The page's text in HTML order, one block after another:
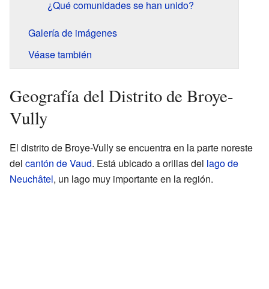
¿Qué comunidades se han unido?
Galería de imágenes
Véase también
Geografía del Distrito de Broye-
Vully
El distrito de Broye-Vully se encuentra en la parte noreste
del cantón de Vaud. Está ubicado a orillas del lago de
Neuchâtel, un lago muy importante en la región.